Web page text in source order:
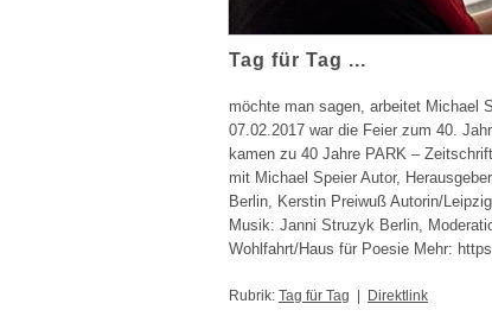
Tag für Tag ...
möchte man sagen, arbeitet Michael
07.02.2017 war die Feier zum 40.
kamen zu 40 Jahre PARK –
mit Michael Speier Autor,
Berlin, Kerstin Preiwuß Autorin/
Musik: Janni Struzyk Berlin,
Wohlfahrt/Haus für Poesie Mehr:
Rubrik: Tag für Tag Direktlink